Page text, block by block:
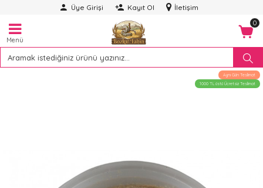
Üye Girişi Kayıt Ol İletişim
Menü
0
Aynı Gün Teslimat
1000 TL üstü Ücretsiz Teslimat